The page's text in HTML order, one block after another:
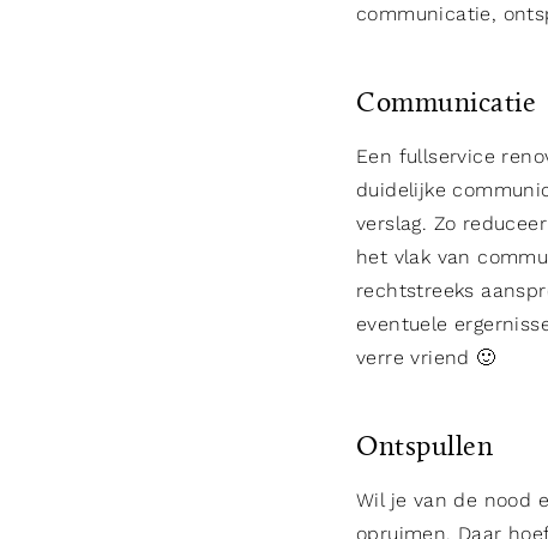
communicatie,
Communicatie
Een fullservice
duidelijke
verslag. Zo
het vlak van
rechtstreeks
eventuele
verre vriend 🙂
Ontspullen
Wil je van de nood
opruimen. Daar